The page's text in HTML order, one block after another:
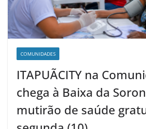
COMUNIDADES
ITAPUÃCITY na
chega à Baixa da
mutirão de saúde